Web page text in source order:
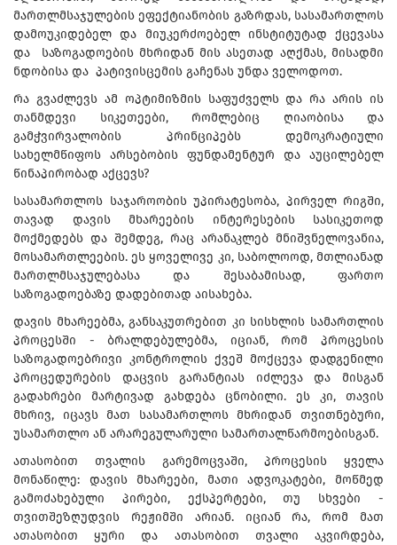
მართლმსაჯულების ეფექტიანობის გაზრდას, სასამართლოს
დამოუკიდებელ და მიუკერძოებელ ინსტიტუტად ქცევასა
და საზოგადოების მხრიდან მის ასეთად აღქმას, მისადმი
ნდობისა და პატივისცემის გაჩენას უნდა ველოდოთ.
რა გვაძლევს ამ ოპტიმიზმის საფუძველს და რა არის ის
თანმდევი სიკეთეები, რომლებიც ღიაობისა და
გამჭვირვალობის პრინციპებს დემოკრატიული
სახელმწიფოს არსებობის ფუნდამენტურ და აუცილებელ
წინაპირობად აქცევს?
სასამართლოს საჯაროობის უპირატესობა, პირველ რიგში,
თავად დავის მხარეების ინტერესების სასიკეთოდ
მოქმედებს და შემდეგ, რაც არანაკლებ მნიშვნელოვანია,
მოსამართლეების. ეს ყოველივე კი, საბოლოოდ, მთლიანად
მართლმსაჯულებასა და შესაბამისად, ფართო
საზოგადოებაზე დადებითად აისახება.
დავის მხარეებმა, განსაკუთრებით კი სისხლის სამართლის
პროცესში - ბრალდებულებმა, იციან, რომ პროცესის
საზოგადოებრივი კონტროლის ქვეშ მოქცევა დადგენილი
პროცედურების დაცვის გარანტიას იძლევა და მისგან
გადახრები მარტივად გახდება ცნობილი. ეს კი, თავის
მხრივ, იცავს მათ სასამართლოს მხრიდან თვითნებური,
უსამართლო ან არარეგულარული სამართალწარმოებისგან.
ათასობით თვალის გარემოცვაში, პროცესის ყველა
მონაწილე: დავის მხარეები, მათი ადვოკატები, მოწმედ
გამოძახებული პირები, ექსპერტები, თუ სხვები -
თვითშეზღუდვის რეჟიმში არიან. იციან რა, რომ მათ
ათასობით ყური და ათასობით თვალი აკვირდება,